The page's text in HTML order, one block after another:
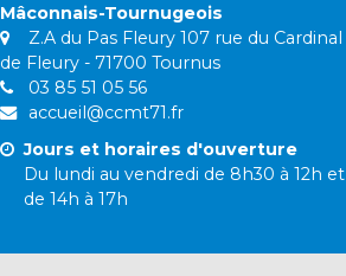
Mâconnais-Tournugeois
Z.A du Pas Fleury 107 rue du Cardinal
de Fleury - 71700 Tournus
03 85 51 05 56
accueil@ccmt71.fr
Jours et horaires d'ouverture
Du lundi au vendredi de 8h30 à 12h et
de 14h à 17h